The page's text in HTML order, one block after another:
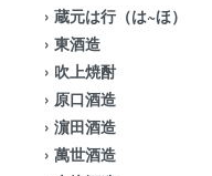
› 蔵元は行（は~ほ）
› 東酒造
› 吹上焼酎
› 原口酒造
› 濵田酒造
› 萬世酒造